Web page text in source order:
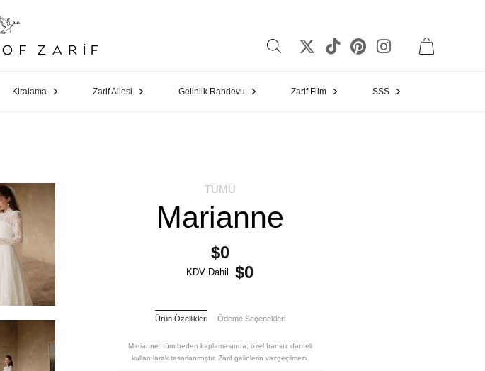
Kiralama Zarif Ailesi Gelinlik Randevu Zarif Film SSS
TÜMÜ
Marianne
$0
KDV Dahil $0
Ürün Özellikleri Ödeme Seçenekleri
Marianne: tüm beden kaplamasında; özel fransız danteli
kullanılarak tasarlanmıştır. Zarif gelinlerin vazgeçilmezi.